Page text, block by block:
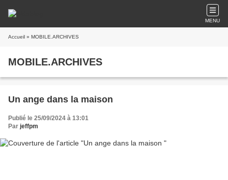
MENU
Accueil » MOBILE.ARCHIVES
MOBILE.ARCHIVES
Un ange dans la maison
Publié le 25/09/2024 à 13:01
Par jeffpm